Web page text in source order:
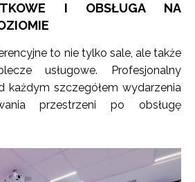
I OBSŁUGA NA
to nie tylko sale, ale także
usługowe. Profesjonalny
każdym szczegółem wydarzenia
przestrzeni po obsługę